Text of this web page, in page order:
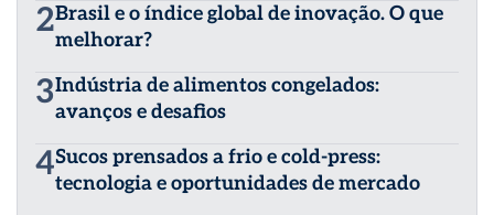
2Brasil e o índice global de inovação. O que
melhorar?
3Indústria de alimentos congelados:
avanços e desafios
4Sucos prensados a frio e cold-press:
tecnologia e oportunidades de mercado